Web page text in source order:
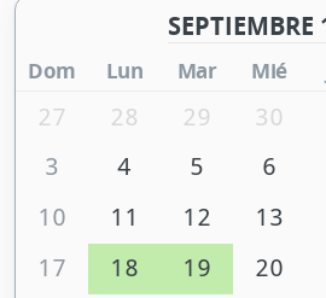
SEPTIEMBRE
Dom Lun Mar Mié
27 28 29 30
3
4 5 6
10
11 12 13
17
18 19 20